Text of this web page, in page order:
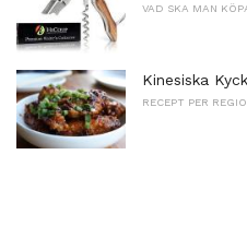
VAD SKA MAN
Kinesiska
RECEPT PER